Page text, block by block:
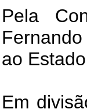
Pela
ao
Em